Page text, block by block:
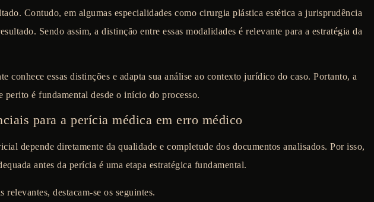
Contudo, em algumas especialidades como cirurgia plástica estética a jurisprudência
Sendo assim, a distinção entre essas modalidades é relevante para a estratégia da
conhece essas distinções e adapta sua análise ao contexto jurídico do caso. Portanto, a
perito é fundamental desde o início do processo.
para a perícia médica em erro médico
depende diretamente da qualidade e completude dos documentos analisados. Por isso,
antes da perícia é uma etapa estratégica fundamental.
relevantes, destacam-se os seguintes.